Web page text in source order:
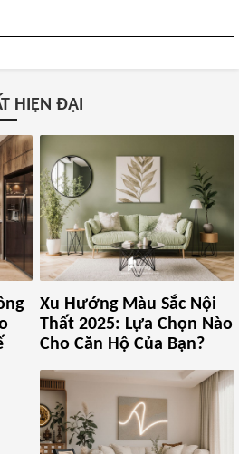
HIỆN ĐẠI
Xu Hướng Màu Sắc Nội
Thất 2025: Lựa Chọn Nào
Cho Căn Hộ Của Bạn?